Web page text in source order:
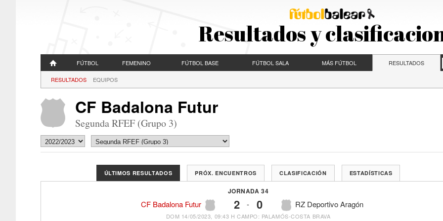
Resultados y
FÚTBOL FEMENINO FÚTBOL BASE FÚTBOL SALA MÁS FÚTBOL RESULTADOS
RESULTADOS EQUIPOS
CF Badalona Futur
Segunda RFEF (Grupo 3)
ÚLTIMOS RESULTADOS PRÓX. ENCUENTROS CLASIFICACIÓN ESTADÍSTICAS
JORNADA 34
CF Badalona Futur 2 - RZ Deportivo Aragón
0
DOM 14/05/2023, 09:43 H CAMPO: PALAMÓS-COSTA BRAVA